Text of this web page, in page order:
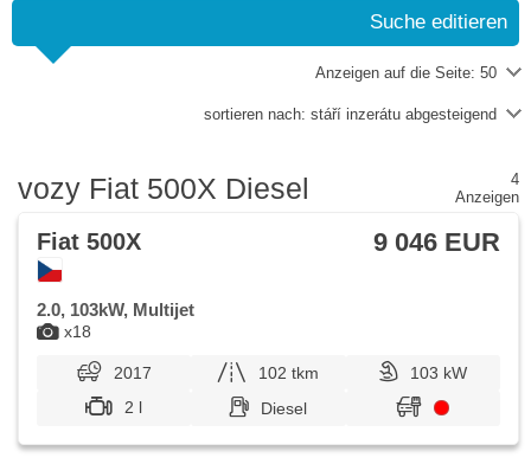
Suche editieren
Anzeigen auf die Seite: 50
sortieren nach: stáří inzerátu abgesteigend
vozy Fiat 500X Diesel
4
Anzeigen
x18
Fiat 500X 9 046 EUR
2.0, 103kW, Multijet
2017 102 tkm
103 kW
2 l
Diesel